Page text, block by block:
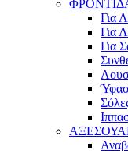
Για
Για
Για